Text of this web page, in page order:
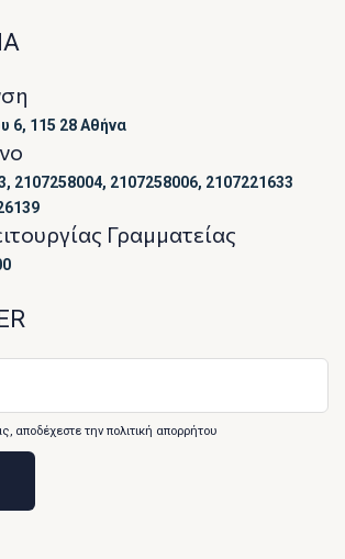
6, 115 28 Αθήνα
2107258004, 2107258006, 2107221633
Γραμματείας
αποδέχεστε την πολιτική απορρήτου